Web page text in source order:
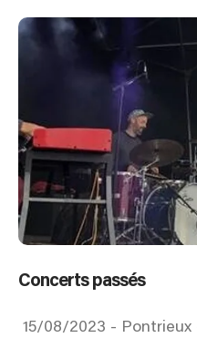
Concerts passés
15/08/2023 - Pontrieux